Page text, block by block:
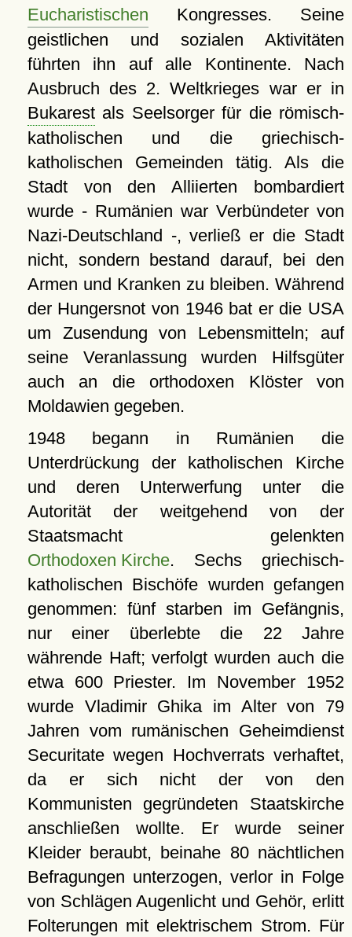
Eucharistischen Kongresses. Seine
geistlichen und sozialen Aktivitäten
führten ihn auf alle Kontinente. Nach
Ausbruch des 2. Weltkrieges war er in
Bukarestals Seelsorger für die römisch-
katholischen und die griechisch-
katholischen Gemeinden tätig. Als die
Stadt von den Alliierten bombardiert
wurde - Rumänien war Verbündeter von
Nazi-Deutschland -, verließ er die Stadt
nicht, sondern bestand darauf, bei den
Armen und Kranken zu bleiben. Während
der Hungersnot von 1946 bat er die USA
um Zusendung von Lebensmitteln; auf
seine Veranlassung wurden Hilfsgüter
auch an die orthodoxen Klöster von
Moldawien gegeben.
1948 begann in Rumänien die
Unterdrückung der katholischen Kirche
und deren Unterwerfung unter die
Autorität der weitgehend von der
Staatsmacht gelenkten
Orthodoxen Kirche. Sechs griechisch-
katholischen Bischöfe wurden gefangen
genommen: fünf starben im Gefängnis,
nur einer überlebte die 22 Jahre
währende Haft; verfolgt wurden auch die
etwa 600 Priester. Im November 1952
wurde Vladimir Ghika im Alter von 79
Jahren vom rumänischen Geheimdienst
Securitate wegen Hochverrats verhaftet,
da er sich nicht der von den
Kommunisten gegründeten Staatskirche
anschließen wollte. Er wurde seiner
Kleider beraubt, beinahe 80 nächtlichen
Befragungen unterzogen, verlor in Folge
von Schlägen Augenlicht und Gehör, erlitt
Folterungen mit elektrischem Strom. Für